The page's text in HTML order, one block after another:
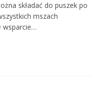
składać do puszek po
mszach
wsparcie…